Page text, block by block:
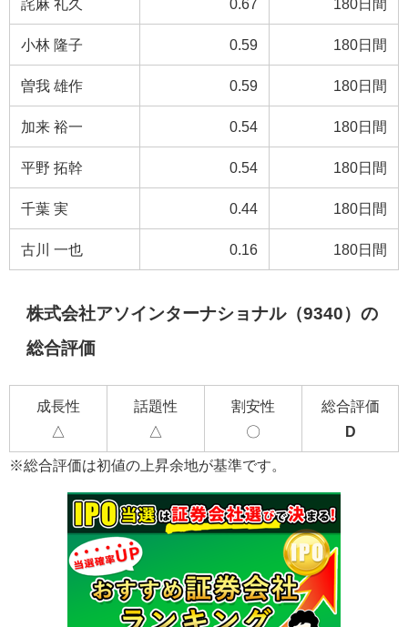
詫麻 礼久 0.67 180日間
小林 隆子 0.59 180日間
曽我 雄作 0.59 180日間
加来 裕一 0.54 180日間
平野 拓幹 0.54 180日間
千葉 実 0.44 180日間
古川 一也 0.16 180日間
株式会社アソインターナショナル（9340）の
総合評価
成長性
△
話題性
△
割安性
〇
総合評価
D
※総合評価は初値の上昇余地が基準です。